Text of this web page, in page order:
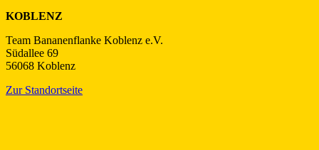
KOBLENZ
Team Bananenflanke Koblenz e.V.
Südallee 69
56068 Koblenz
Zur Standortseite